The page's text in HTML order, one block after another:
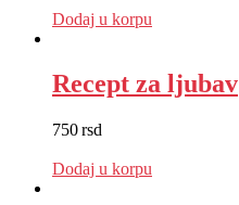
Dodaj u korpu
Recept za ljubav
750rsd
Dodaj u korpu